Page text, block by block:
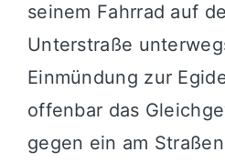
seinem Fahrrad auf
Unterstraße
Einmündung zur
offenbar das
gegen ein am